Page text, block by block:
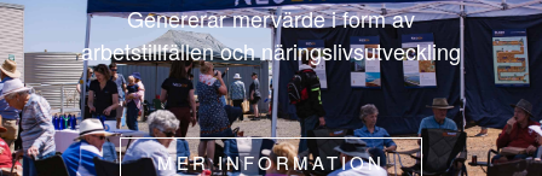
Genererar mervärde i form av
arbetstillfällen och näringslivsutveckling
MER INFORMATION